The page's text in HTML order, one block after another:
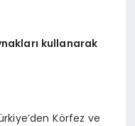
kullanarak
Körfez ve